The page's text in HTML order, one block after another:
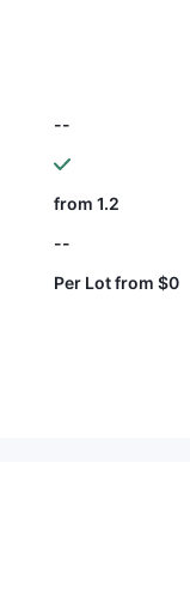
--
from 1.2
--
Per Lot from $0